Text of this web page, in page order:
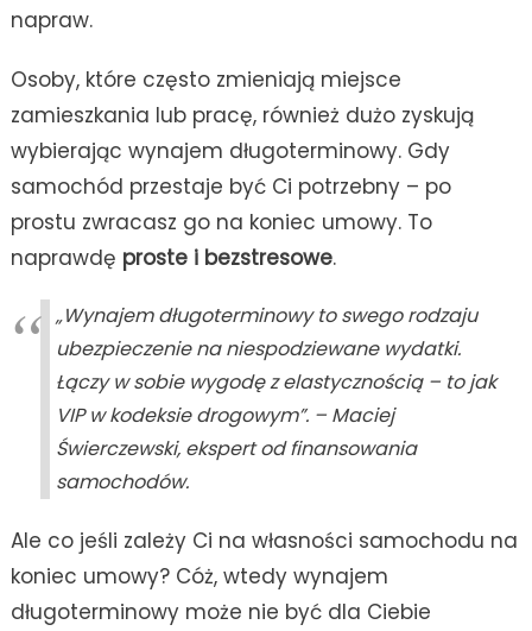
napraw.
Osoby, które często zmieniają miejsce
zamieszkania lub pracę, również dużo zyskują
wybierając wynajem długoterminowy. Gdy
samochód przestaje być Ci potrzebny – po
prostu zwracasz go na koniec umowy. To
naprawdę proste i bezstresowe.
„Wynajem długoterminowy to swego rodzaju
ubezpieczenie na niespodziewane wydatki.
Łączy w sobie wygodę z elastycznością – to jak
VIP w kodeksie drogowym”. – Maciej
Świerczewski, ekspert od finansowania
samochodów.
Ale co jeśli zależy Ci na własności samochodu na
koniec umowy? Cóż, wtedy wynajem
długoterminowy może nie być dla Ciebie